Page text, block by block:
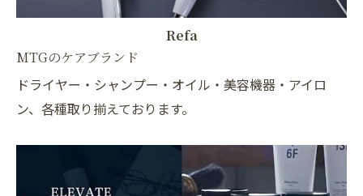
Refa
MTGのケアブランド
ドライヤー・シャンプー・オイル・美容機器・アイロ
ン、各種取り揃えております。
お問い合わせはこちら